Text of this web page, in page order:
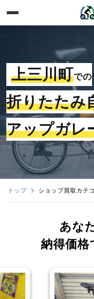
上三川町での
折りたたみ
アップガレ
トップ ショップ買取カテ
あな
納得価格